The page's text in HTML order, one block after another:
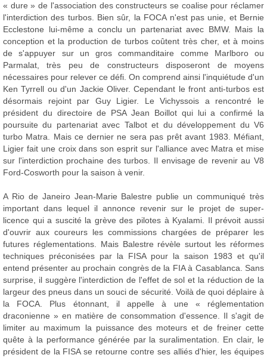
« dure » de l'association des constructeurs se coalise pour réclamer
l'interdiction des turbos. Bien sûr, la FOCA n'est pas unie, et Bernie
Ecclestone lui-même a conclu un partenariat avec BMW. Mais la
conception et la production de turbos coûtent très cher, et à moins
de s'appuyer sur un gros commanditaire comme Marlboro ou
Parmalat, très peu de constructeurs disposeront de moyens
nécessaires pour relever ce défi. On comprend ainsi l'inquiétude d'un
Ken Tyrrell ou d'un Jackie Oliver. Cependant le front anti-turbos est
désormais rejoint par Guy Ligier. Le Vichyssois a rencontré le
président du directoire de PSA Jean Boillot qui lui a confirmé la
poursuite du partenariat avec Talbot et du développement du V6
turbo Matra. Mais ce dernier ne sera pas prêt avant 1983. Méfiant,
Ligier fait une croix dans son esprit sur l'alliance avec Matra et mise
sur l'interdiction prochaine des turbos. Il envisage de revenir au V8
Ford-Cosworth pour la saison à venir.
A Rio de Janeiro Jean-Marie Balestre publie un communiqué très
important dans lequel il annonce revenir sur le projet de super-
licence qui a suscité la grève des pilotes à Kyalami. Il prévoit aussi
d'ouvrir aux coureurs les commissions chargées de préparer les
futures réglementations. Mais Balestre révèle surtout les réformes
techniques préconisées par la FISA pour la saison 1983 et qu'il
entend présenter au prochain congrès de la FIA à Casablanca. Sans
surprise, il suggère l'interdiction de l'effet de sol et la réduction de la
largeur des pneus dans un souci de sécurité. Voilà de quoi déplaire à
la FOCA. Plus étonnant, il appelle à une « réglementation
draconienne » en matière de consommation d'essence. Il s'agit de
limiter au maximum la puissance des moteurs et de freiner cette
quête à la performance générée par la suralimentation. En clair, le
président de la FISA se retourne contre ses alliés d'hier, les équipes